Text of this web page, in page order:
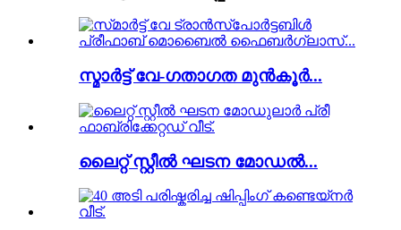
സ്മാർട്ട് വേ-ഗതാഗത മുൻകൂർ...
ലൈറ്റ് സ്റ്റീൽ ഘടന മോഡൽ...